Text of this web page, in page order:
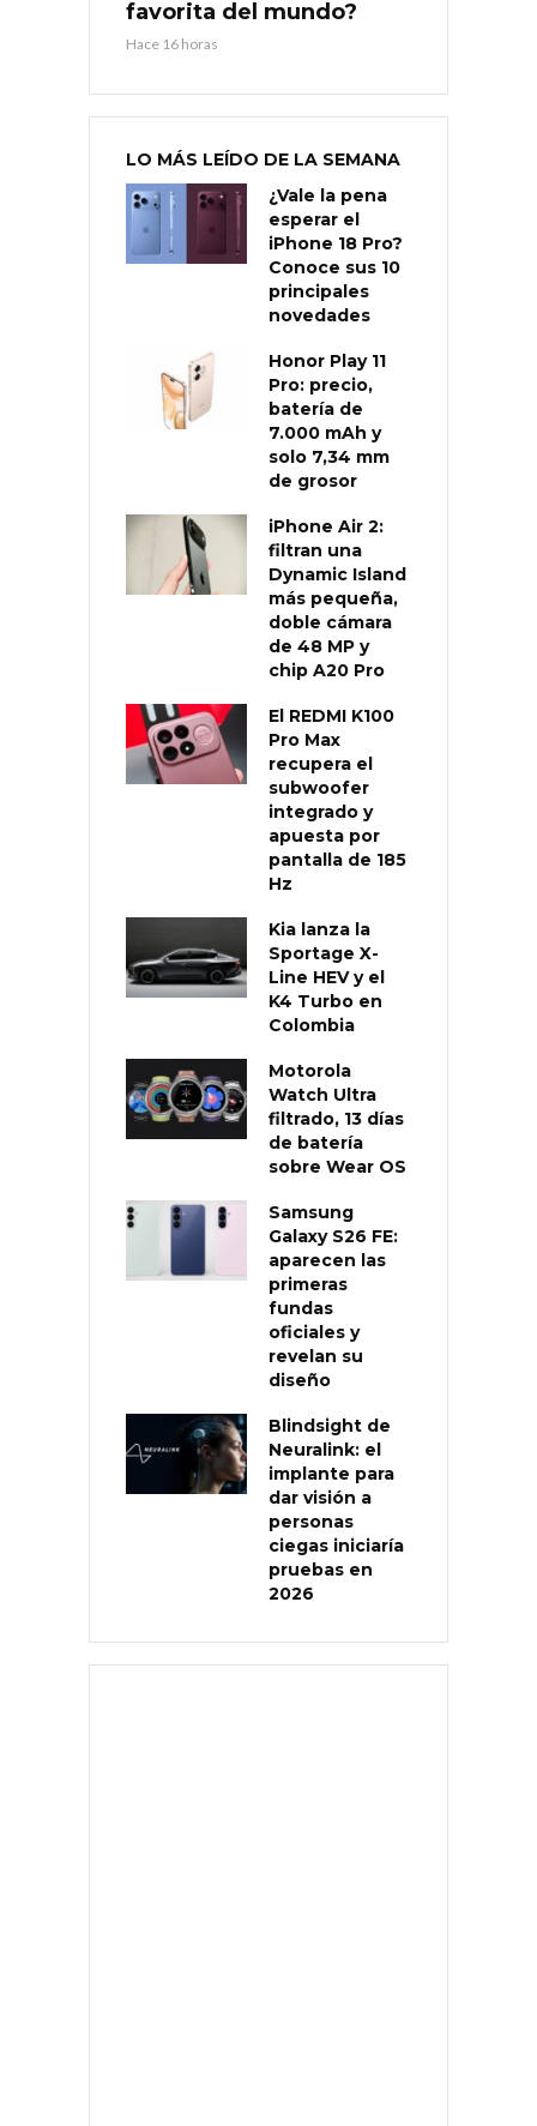
favorita del mundo?
Hace 16 horas
LO MÁS LEÍDO DE LA SEMANA
¿Vale la pena
esperar el
iPhone 18 Pro?
Conoce sus 10
principales
novedades
Honor Play 11
Pro: precio,
batería de
7.000 mAh y
solo 7,34 mm
de grosor
iPhone Air 2:
filtran una
Dynamic Island
más pequeña,
doble cámara
de 48 MP y
chip A20 Pro
El REDMI K100
Pro Max
recupera el
subwoofer
integrado y
apuesta por
pantalla de 185
Hz
Kia lanza la
Sportage X-
Line HEV y el
K4 Turbo en
Colombia
Motorola
Watch Ultra
filtrado, 13 días
de batería
sobre Wear OS
Samsung
Galaxy S26 FE:
aparecen las
primeras
fundas
oficiales y
revelan su
diseño
Blindsight de
Neuralink: el
implante para
dar visión a
personas
ciegas iniciaría
pruebas en
2026